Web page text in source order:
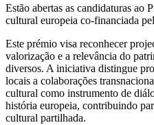
Estão abertas as candidaturas ao
cultural europeia co-financiada
Este prémio visa reconhecer
valorização e a relevância do
diversos. A iniciativa distingue
locais a colaborações
cultural como instrumento de
história europeia, contribuindo
cultural partilhada.